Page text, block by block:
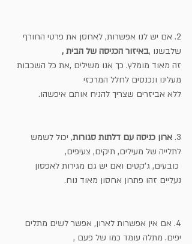
2. אם יש לנו אפשרות, לאחסן את פרטי החורף
שלבשנו ,באיזור הכניסה של הבית ,
זה מאוד מומלץ. כך אנו משילים ,את כל השכבות
מעלינו ונכנסים לחלל המרכזי
ללא אביזרים שצריך להניח אותם איפשהו.
3. ארון כניסה עם דלתות סגורות, יכול לשמש
לתלייה של מעילים, תיקים, צעיפים,
כובעים, ג'קטים ואם יש גם מגירות לאפסון
נעליים זהו פתרון אחסון מאוד נוח.
4. אם אין אפשרות לארון, אפשר לשים מתלים
יפים. מתלה עומד כמו של פעם ,